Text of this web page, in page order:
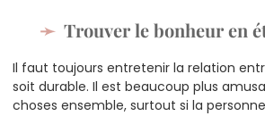
Trouver le bonheur en
Il faut toujours entretenir la relation
soit durable. Il est beaucoup plus
choses ensemble, surtout si la